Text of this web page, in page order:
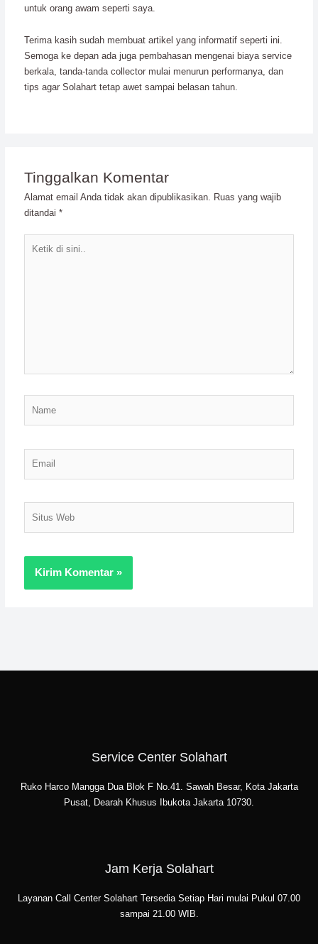
untuk orang awam seperti saya.
Terima kasih sudah membuat artikel yang informatif seperti ini.
Semoga ke depan ada juga pembahasan mengenai biaya service
berkala, tanda-tanda collector mulai menurun performanya, dan
tips agar Solahart tetap awet sampai belasan tahun.
Tinggalkan Komentar
Alamat email Anda tidak akan dipublikasikan. Ruas yang wajib
ditandai*
Service Center Solahart
Ruko Harco Mangga Dua Blok F No.41. Sawah Besar, Kota Jakarta
Pusat, Dearah Khusus Ibukota Jakarta 10730.
Jam Kerja Solahart
Layanan Call Center Solahart Tersedia Setiap Hari mulai Pukul 07.00
sampai 21.00 WIB.